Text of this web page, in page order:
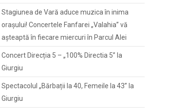
Stagiunea de Vară aduce muzica în inima
orașului! Concertele Fanfarei „Valahia” vă
așteaptă în fiecare miercuri în Parcul Alei
Concert Direcția 5 – „100% Directia 5” la
Giurgiu
Spectacolul „Bărbații la 40, Femeile la 43” la
Giurgiu